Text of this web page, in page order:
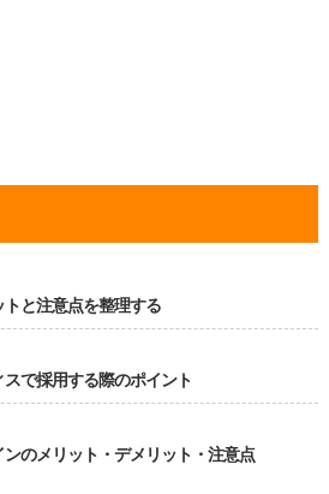
と注意点を整理する
で採用する際のポイント
のメリット・デメリット・注意点